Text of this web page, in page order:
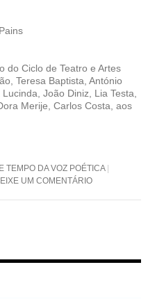
do Ciclo de Teatro e Artes
Teresa Baptista, António
João Diniz, Lia Testa,
Merije, Carlos Costa, aos
TEMPO DA VOZ POÉTICA
UM COMENTÁRIO